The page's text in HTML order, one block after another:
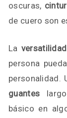
oscuras,
de cuero son
La versatilidad
persona
personalidad.
guantes
básico en